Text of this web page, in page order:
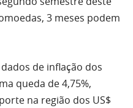
3 meses podem
de inflação dos
queda de 4,75%,
na região dos US$